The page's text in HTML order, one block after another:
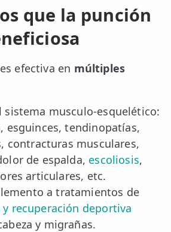
que la punción
efectiva en múltiples
sistema musculo-esquelético:
esguinces, tendinopatías,
contracturas musculares,
de espalda, escoliosis,
articulares, etc.
a tratamientos de
recuperación deportiva
y migrañas.